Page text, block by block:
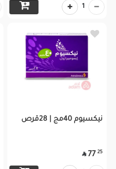
1
نيكسيوم 40مج | 28قرص
25
77
